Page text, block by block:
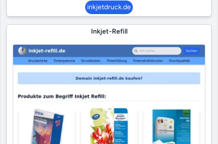
inkjetdruck.de
Inkjet-Refill